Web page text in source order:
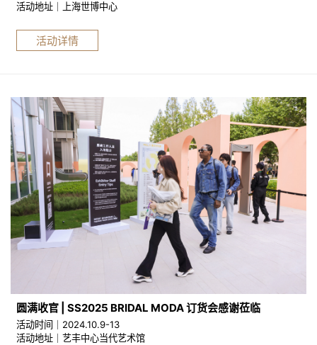
活动地址｜上海世博中心
活动详情
圆满收官 | SS2025 BRIDAL MODA 订货会感谢莅临
活动时间｜2024.10.9-13
活动地址｜艺丰中心当代艺术馆